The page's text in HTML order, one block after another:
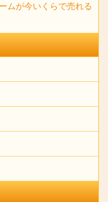
ムが今いくらで売れる